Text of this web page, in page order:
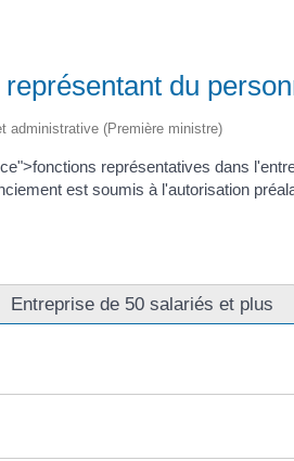
du
administrative (Première ministre)
représentatives dans
est soumis à l'autorisation
Entreprise de 50 salariés et plus